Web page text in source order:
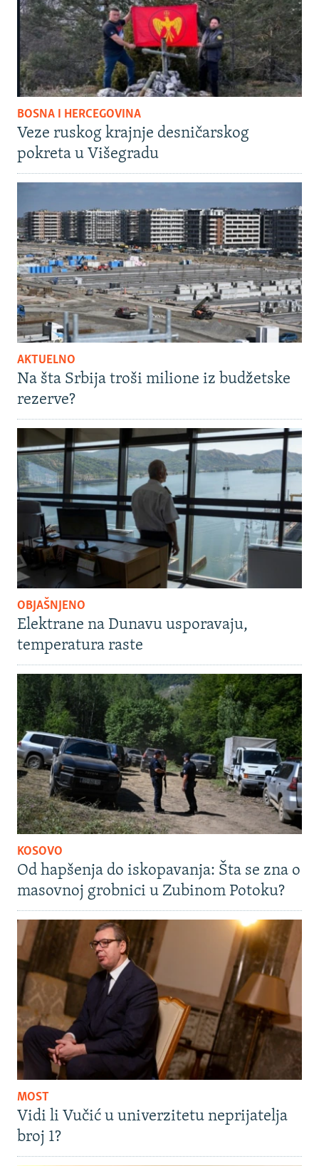
BOSNA I HERCEGOVINA
Veze ruskog krajnje desničarskog
pokreta u Višegradu
AKTUELNO
Na šta Srbija troši milione iz budžetske
rezerve?
OBJAŠNJENO
Elektrane na Dunavu usporavaju,
temperatura raste
KOSOVO
Od hapšenja do iskopavanja: Šta se zna o
masovnoj grobnici u Zubinom Potoku?
MOST
Vidi li Vučić u univerzitetu neprijatelja
broj 1?